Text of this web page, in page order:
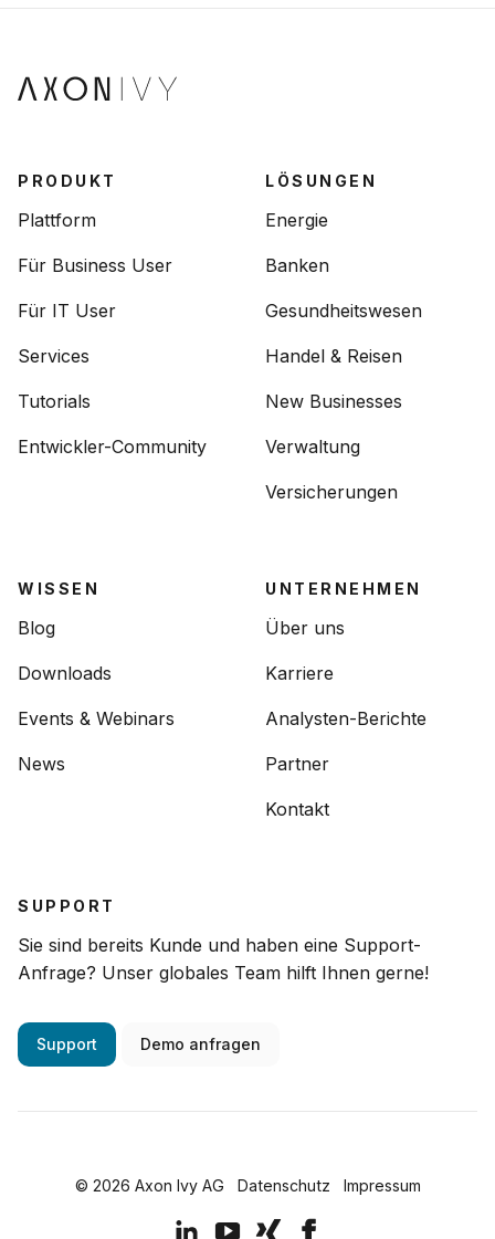
PRODUKT
Plattform
Für Business User
Für IT User
Services
Tutorials
Entwickler-Community
LÖSUNGEN
Energie
Banken
Gesundheitswesen
Handel & Reisen
New Businesses
Verwaltung
Versicherungen
WISSEN
Blog
Downloads
Events & Webinars
News
UNTERNEHMEN
Über uns
Karriere
Analysten-Berichte
Partner
Kontakt
SUPPORT
Sie sind bereits Kunde und haben eine Support-
Anfrage? Unser globales Team hilft Ihnen gerne!
Support Demo anfragen
© 2026 Axon Ivy AG Datenschutz Impressum